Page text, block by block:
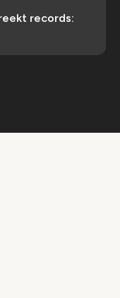
records: